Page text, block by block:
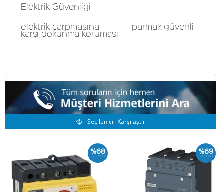
Elektrik Güvenliği
elektrik çarpmasına
karşı dokunma koruması
parmak güvenli
Benzer Ürünler
Seçilenleri Karşılaştır
%68
İskonto %69
İskonto